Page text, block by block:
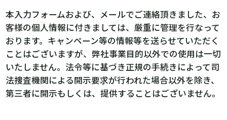
本入力フォームおよび、メールでご連絡頂きました、お
客様の個人情報に付きましては、厳重に管理を行なって
おります。キャンペーン等の情報等を送らせていただく
ことはございますが、弊社事業目的以外での使用は一切
いたしません。法令等に基づき正規の手続きによって司
法捜査機関による開示要求が行われた場合以外を除き、
第三者に開示もしくは、提供することはございません。